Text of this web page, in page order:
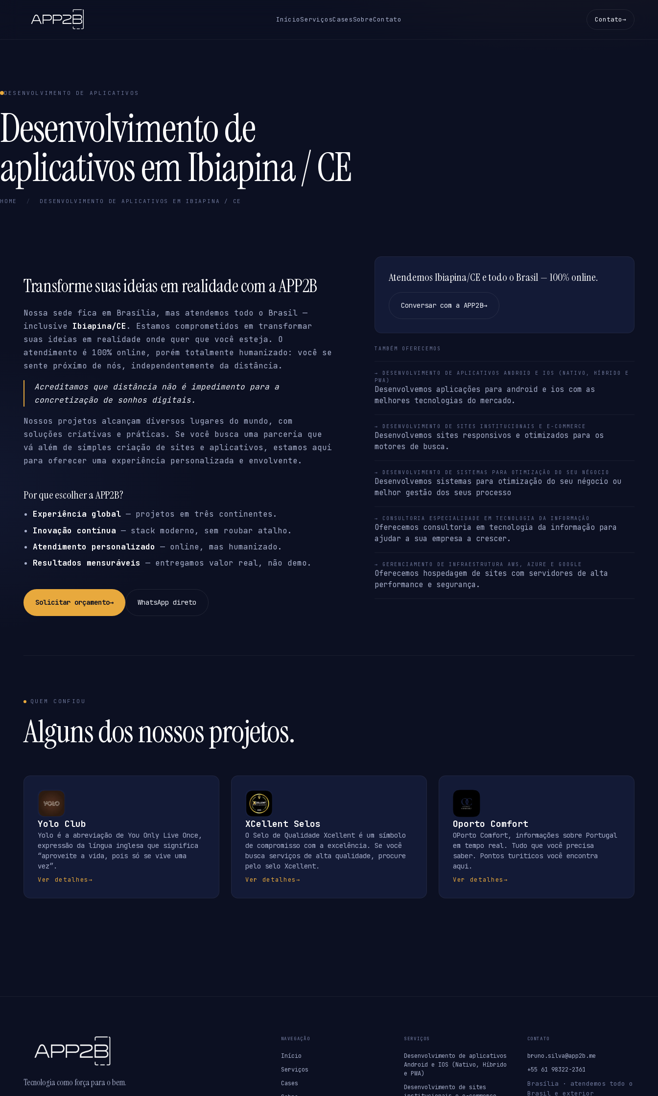
InícioServiçosCasesSobreContato Contato→
DESENVOLVIMENTO DE APLICATIVOS
Desenvolvimento de
aplicativos em Ibiapina / CE
HOME / DESENVOLVIMENTO DE APLICATIVOS EM IBIAPINA / CE
Transforme suas ideias em realidade com a APP2B
Nossa sede fica em Brasília, mas atendemos todo o Brasil —
inclusive Ibiapina/CE . Estamos comprometidos em transformar
suas ideias em realidade onde quer que você esteja. O
atendimento é 100% online, porém totalmente humanizado: você se
sente próximo de nós, independentemente da distância.
Acreditamos que distância não é impedimento para a
concretização de sonhos digitais.
Nossos projetos alcançam diversos lugares do mundo, com
soluções criativas e práticas. Se você busca uma parceria que
vá além de simples criação de sites e aplicativos, estamos aqui
para oferecer uma experiência personalizada e envolvente.
Por que escolher a APP2B?
Experiência global — projetos em três continentes.
Inovação contínua — stack moderno, sem roubar atalho.
Atendimento personalizado — online, mas humanizado.
Resultados mensuráveis — entregamos valor real, não demo.
Solicitar orçamento→ WhatsApp direto
Atendemos Ibiapina/CE e todo o Brasil — 100% online.
Conversar com a APP2B→
TAMBÉM OFERECEMOS
→ DESENVOLVIMENTO DE APLICATIVOS ANDROID E IOS (NATIVO, HÍBRIDO E
PWA)
Desenvolvemos aplicações para android e ios com as
melhores tecnologias do mercado.
→ DESENVOLVIMENTO DE SITES INSTITUCIONAIS E E-COMMERCE
Desenvolvemos sites responsivos e otimizados para os
motores de busca.
→ DESENVOLVIMENTO DE SISTEMAS PARA OTIMIZAÇÃO DO SEU NÉGOCIO
Desenvolvemos sistemas para otimização do seu négocio ou
melhor gestão dos seus processo
→ CONSULTORIA ESPECIALIDADE EM TECNOLOGIA DA INFORMAÇÃO
Oferecemos consultoria em tecnologia da informação para
ajudar a sua empresa a crescer.
→ GERENCIAMENTO DE INFRAESTRUTURA AWS, AZURE E GOOGLE
Oferecemos hospedagem de sites com servidores de alta
performance e segurança.
QUEM CONFIOU
Alguns dos nossos projetos.
Yolo Club
Yolo é a abreviação de You Only Live Once,
expressão da língua inglesa que significa
“aproveite a vida, pois só se vive uma
vez”.
Ver detalhes→
XCellent Selos
O Selo de Qualidade Xcellent é um símbolo
de compromisso com a excelência. Se você
busca serviços de alta qualidade, procure
pelo selo Xcellent.
Ver detalhes→
Oporto Comfort
OPorto Comfort, informações sobre Portugal
em tempo real. Tudo que você precisa
saber. Pontos turiticos você encontra
aqui.
Ver detalhes→
Tecnologia como força para o bem.
NAVEGAÇÃO
Início
Serviços
Cases
SERVIÇOS
Desenvolvimento de aplicativos
Android e IOS (Nativo, Híbrido
e PWA)
Desenvolvimento de sites
CONTATO
bruno.silva@app2b.me
+55 61 98322-2361
Brasília · atendemos todo o
Brasil e exterior